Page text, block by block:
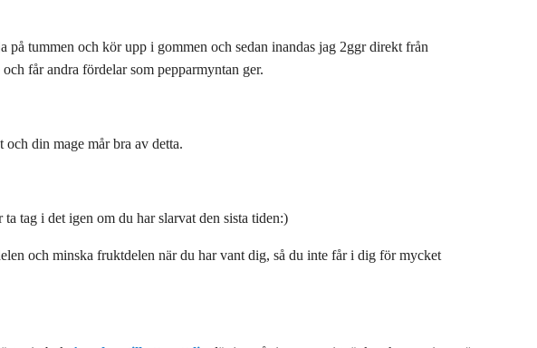
tummen och kör upp i gommen och sedan inandas jag 2ggr direkt från
får andra fördelar som pepparmyntan ger.
din mage mår bra av detta.
tag i det igen om du har slarvat den sista tiden:)
och minska fruktdelen när du har vant dig, så du inte får i dig för mycket